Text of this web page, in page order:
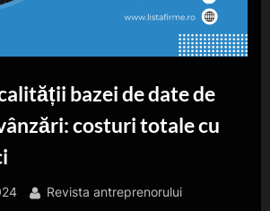
bazei de date de
costuri totale cu
By
Revista antreprenorului